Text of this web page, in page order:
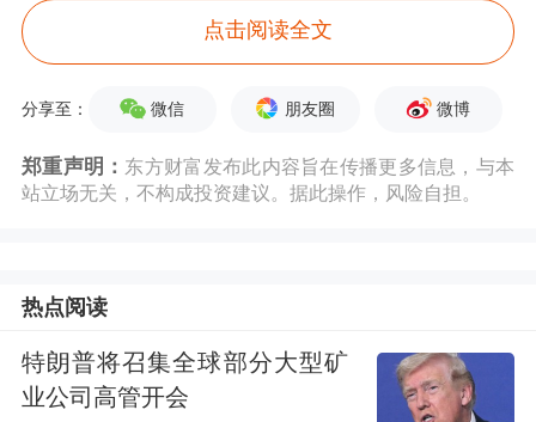
以生成式AI 聊天机器人ChatGPT为核心
构建。这意味着用户可以在任何网页上
直接调用ChatGPT，实现总结内容、提
问或执行任务等功能。
机会，让人们重新思考浏览器应当是什
在当天的直播发布会上表示。
点击阅读全文
分享至： 微信 朋友圈 微博
郑重声明： 东方财富发布此内容旨在传播更多信息，与本
站立场无关，不构成投资建议。据此操作，风险自担。
热点阅读
特朗普将召集全球部分大型矿
业公司高管开会